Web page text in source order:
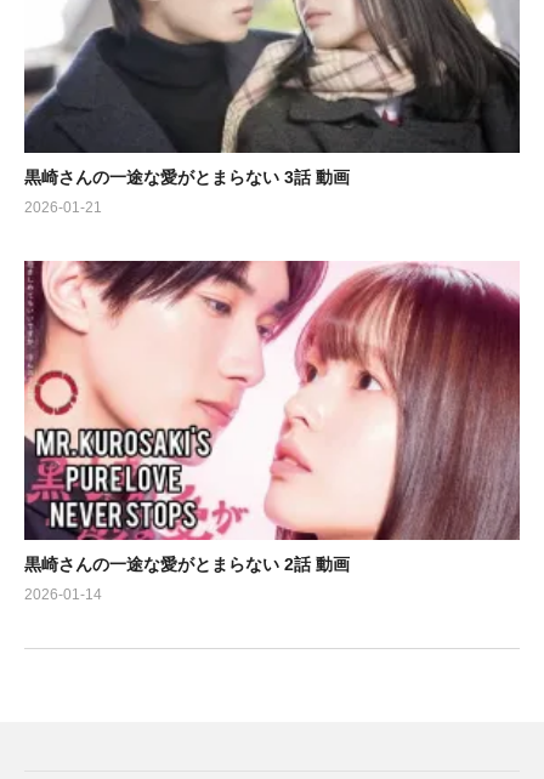
黒崎さんの一途な愛がとまらない 3話 動画
2026-01-21
黒崎さんの一途な愛がとまらない 2話 動画
2026-01-14